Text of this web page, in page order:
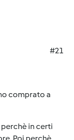
#21
comprato a
in certi